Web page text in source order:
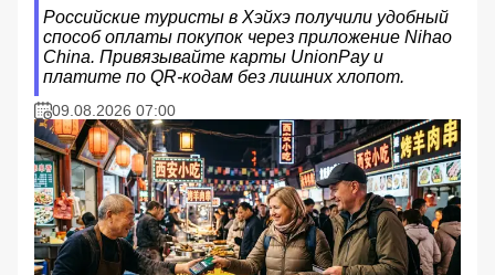
Российские туристы в Хэйхэ получили удобный
способ оплаты покупок через приложение Nihao
China. Привязывайте карты UnionPay и
платите по QR-кодам без лишних хлопот.
09.08.2026 07:00